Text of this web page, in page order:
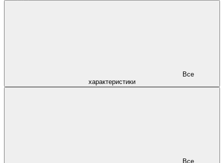
характеристики